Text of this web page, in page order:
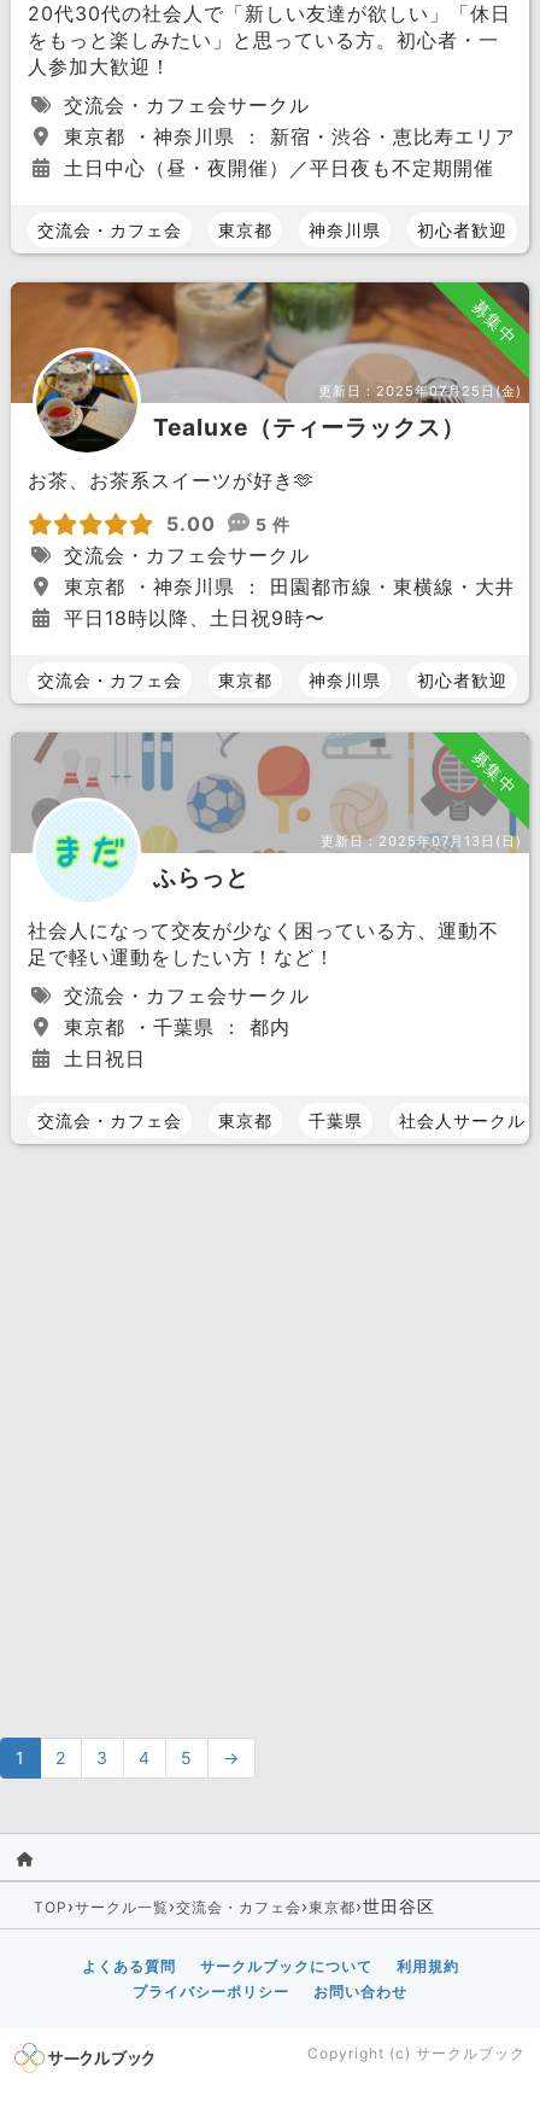
20代30代の社会人で「新しい友達が欲しい」「休日
をもっと楽しみたい」と思っている方。初心者・一
人参加大歓迎！
交流会・カフェ会サークル
東京都 ・神奈川県 ： 新宿・渋谷・恵比寿エリア
土日中心（昼・夜開催）／平日夜も不定期開催
交流会・カフェ会 東京都 神奈川県 初心者歓迎
募集中
更新日： 2025年07月25日(金)
Tealuxe（ティーラックス）
お茶、お茶系スイーツが好き🫶
5.00
5 件
交流会・カフェ会サークル
東京都 ・神奈川県 ： 田園都市線・東横線・大井
平日18時以降、土日祝9時〜
交流会・カフェ会 東京都 神奈川県 初心者歓迎
募集中
更新日： 2025年07月13日(日)
ふらっと
社会人になって交友が少なく困っている方、運動不
足で軽い運動をしたい方！など！
交流会・カフェ会サークル
東京都 ・千葉県 ： 都内
土日祝日
交流会・カフェ会 東京都 千葉県 社会人サークル
1 2 3 4 5 →
TOP ›サークル一覧›交流会・カフェ会›東京都›世田谷区
よくある質問 サークルブックについて
利用規約
プライバシーポリシー
お問い合わせ
Copyright (c) サークルブック